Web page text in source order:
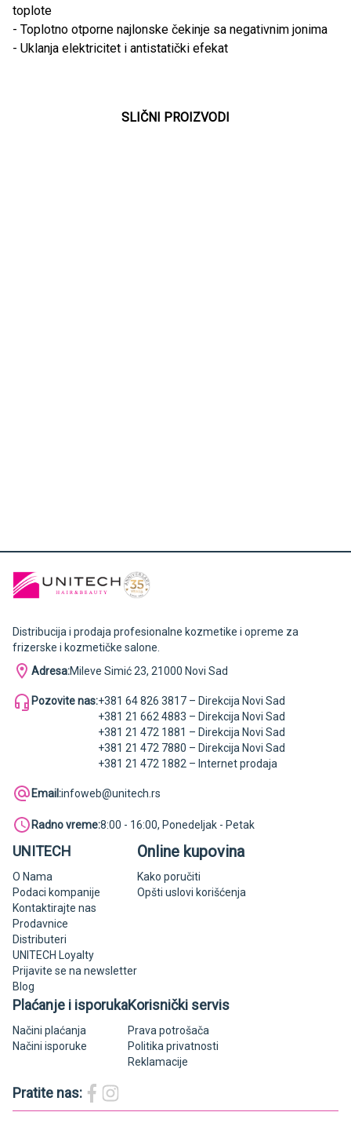
toplote
- Toplotno otporne najlonske čekinje sa negativnim jonima
- Uklanja elektricitet i antistatički efekat
SLIČNI PROIZVODI
Distribucija i prodaja profesionalne kozmetike i opreme za
frizerske i kozmetičke salone.
Adresa:Mileve Simić 23, 21000 Novi Sad
Pozovite nas:+381 64 826 3817 – Direkcija Novi Sad
+381 21 662 4883 – Direkcija Novi Sad
+381 21 472 1881 – Direkcija Novi Sad
+381 21 472 7880 – Direkcija Novi Sad
+381 21 472 1882 – Internet prodaja
Email:infoweb@unitech.rs
Radno vreme:8:00 - 16:00, Ponedeljak - Petak
UNITECH
O Nama
Podaci kompanije
Kontaktirajte nas
Prodavnice
Distributeri
UNITECH Loyalty
Prijavite se na newsletter
Blog
Online kupovina
Kako poručiti
Opšti uslovi korišćenja
Plaćanje i isporuka
Načini plaćanja
Načini isporuke
Korisnički servis
Prava potrošača
Politika privatnosti
Reklamacije
Pratite nas: